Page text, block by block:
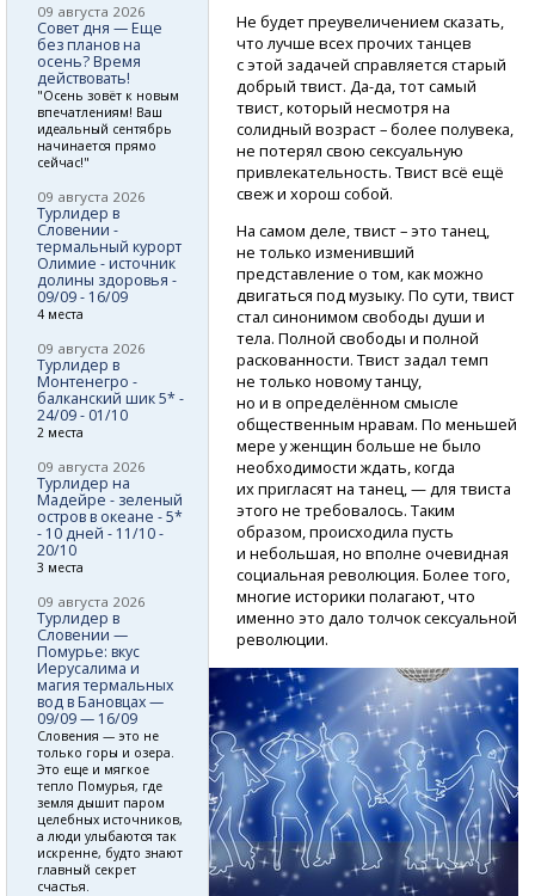
Не будет преувеличением сказать,
что лучше всех прочих танцев
с этой задачей справляется старый
добрый твист.Да-да,тот самый
твист, который несмотря на
солидный возраст – более полувека,
не потерял свою сексуальную
привлекательность. Твист всё ещё
свеж и хорош собой.
На самом деле, твист – это танец,
не только изменивший
представление о том, как можно
двигаться под музыку. По сути, твист
стал синонимом свободы души и
тела. Полной свободы и полной
раскованности. Твист задал темп
не только новому танцу,
но и в определённом смысле
общественным нравам. По меньшей
мере у женщин больше не было
необходимости ждать, когда
их пригласят на танец, — для твиста
этого не требовалось. Таким
образом, происходила пусть
и небольшая, но вполне очевидная
социальная революция. Более того,
многие историки полагают, что
именно это дало толчок сексуальной
революции.
09 августа 2026
Совет дня — Еще
без планов на
осень? Время
действовать!
"Осень зовёт к новым
впечатлениям! Ваш
идеальный сентябрь
начинается прямо
сейчас!"
09 августа 2026
Турлидер в
Словении -
термальный курорт
Олимие - источник
долины здоровья -
09/09 - 16/09
4 места
09 августа 2026
Турлидер в
Монтенегро -
балканский шик 5* -
24/09 - 01/10
2 места
09 августа 2026
Турлидер на
Мадейре - зеленый
остров в океане - 5*
- 10 дней - 11/10 -
20/10
3 места
09 августа 2026
Турлидер в
Словении —
Помурье: вкус
Иерусалима и
магия термальных
вод в Бановцах —
09/09 — 16/09
Словения — это не
только горы и озера.
Это еще и мягкое
тепло Помурья, где
земля дышит паром
целебных источников,
а люди улыбаются так
искренне, будто знают
главный секрет
счастья.